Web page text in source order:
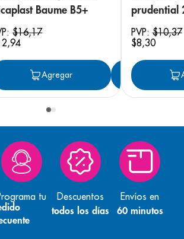
Agregar
Baume B5+
$16,17
,94
Agregar
prudential
PVP:$10,37
$8,30
tu Descuentos
todos los días
Envíos en
60 minutos